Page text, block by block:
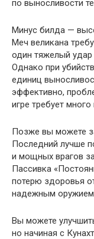
по выносливости
Минус билда —
Меч великана
один тяжелый
Однако при
единиц
эффективно,
игре требует
Позже вы можете
Последний лучше
и мощных врагов
Пассивка
потерю здоровья
надежным оружием
Вы можете
но начиная с